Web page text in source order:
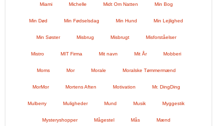
Miami Michelle Midt Om Natten Min Bog
Min Død Min Fødselsdag Min Hund Min Lejlighed
Min Søster Misbrug Misbrugt Misforståelser
Mistro MIT Firma Mit navn Mit År Mobberi
Moms Mor Morale Moralske Tømmermænd
MorMor Mortens Aften Motivation Mr. DingDing
Mulberry Muligheder Mund Musik Myggestik
Mysteryshopper Mågestel Mås Mænd